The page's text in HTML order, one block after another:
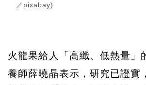
／pixabay)
火龍果給人「高纖、低熱量」
養師薛曉晶表示，研究已證實